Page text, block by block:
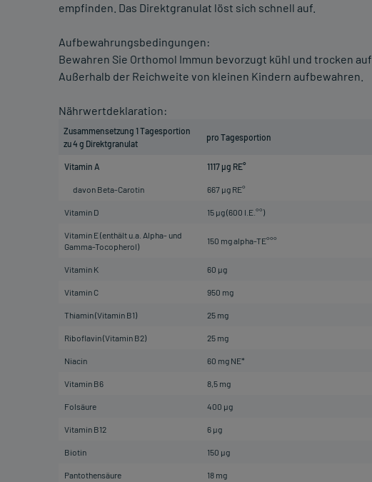
empfinden. Das Direktgranulat löst sich schnell auf.
Aufbewahrungsbedingungen:
Bewahren Sie Orthomol Immun bevorzugt kühl und trocken auf.
Außerhalb der Reichweite von kleinen Kindern aufbewahren.
Nährwertdeklaration:
Zusammensetzung 1 Tagesportion
zu 4 g Direktgranulat
pro Tagesportion
Vitamin A 1117 µg RE°
davon Beta-Carotin 667 µg RE°
Vitamin D 15 µg (600 I.E.°°)
Vitamin E (enthält u.a. Alpha- und
Gamma-Tocopherol)
150 mg alpha-TE°°°
Vitamin K 60 µg
Vitamin C 950 mg
Thiamin (Vitamin B1) 25 mg
Riboflavin (Vitamin B2) 25 mg
Niacin 60 mg NE*
Vitamin B6 8,5 mg
Folsäure 400 µg
Vitamin B12 6 µg
Biotin 150 µg
Pantothensäure 18 mg